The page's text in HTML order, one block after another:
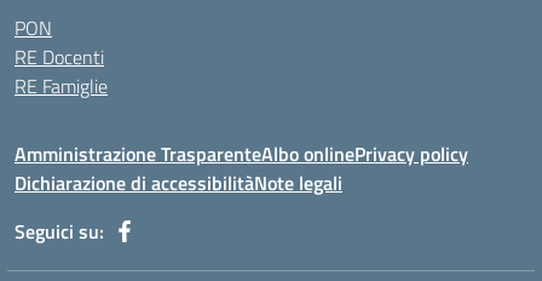
PON
RE Docenti
RE Famiglie
Amministrazione TrasparenteAlbo onlinePrivacy policy
Dichiarazione di accessibilitàNote legali
Seguici su: